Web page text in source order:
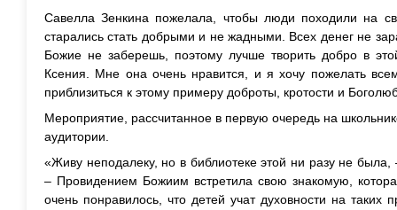
Савелла Зенкина пожелала, чтобы люди походили на
старались стать добрыми и не жадными. Всех денег не
Божие не заберешь, поэтому лучше творить добро в
Ксения. Мне она очень нравится, и я хочу пожелать
приблизиться к этому примеру доброты, кротости и
Мероприятие, рассчитанное в первую очередь на
аудитории.
«Живу неподалеку, но в библиотеке этой ни разу не была,
– Провидением Божиим встретила свою знакомую,
очень понравилось, что детей учат духовности на